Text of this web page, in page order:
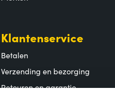
Klantenservice
Betalen
Verzending en bezorging
Retouren en garantie